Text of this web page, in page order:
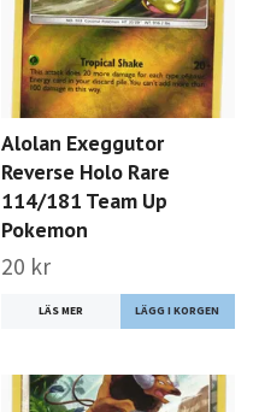
Alolan Exeggutor
Reverse Holo Rare
114/181 Team Up
Pokemon
20 kr
LÄS MER